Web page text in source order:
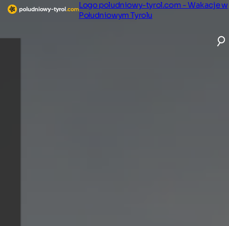
Logo poludniowy-tyrol.com - Wakacje w
Południowym Tyrolu